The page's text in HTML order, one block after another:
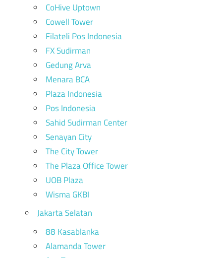
CoHive Uptown
Cowell Tower
Filateli Pos Indonesia
FX Sudirman
Gedung Arva
Menara BCA
Plaza Indonesia
Pos Indonesia
Sahid Sudirman Center
Senayan City
The City Tower
The Plaza Office Tower
UOB Plaza
Wisma GKBI
Jakarta Selatan
88 Kasablanka
Alamanda Tower